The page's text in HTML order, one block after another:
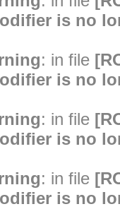
is no
: in file
is no
: in file
is no
: in file
is no